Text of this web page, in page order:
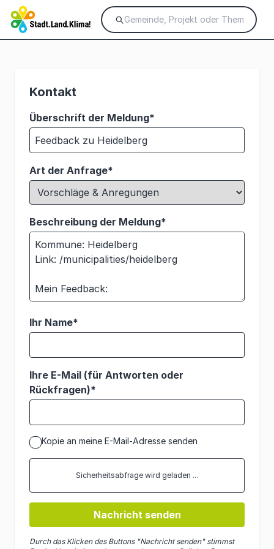
Kontakt
Überschrift der Meldung*
Art der Anfrage*
Beschreibung der Meldung*
Ihr Name*
Ihre E-Mail (für Antworten oder
Rückfragen)*
Kopie an meine E-Mail-Adresse senden
Sicherheitsabfrage wird geladen ...
Nachricht senden
Durch das Klicken des Buttons "Nachricht senden" stimmst